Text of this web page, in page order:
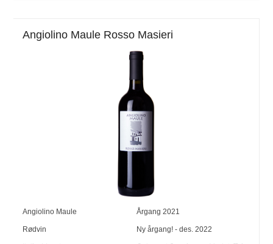
Angiolino Maule Rosso Masieri
Angiolino Maule Årgang 2021
Rødvin Ny årgang! - des. 2022